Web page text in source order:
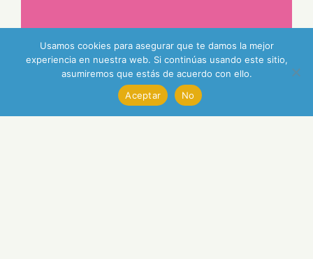
Usamos cookies para asegurar que te damos la mejor
experiencia en nuestra web. Si continúas usando este sitio,
asumiremos que estás de acuerdo con ello.
Aceptar
No